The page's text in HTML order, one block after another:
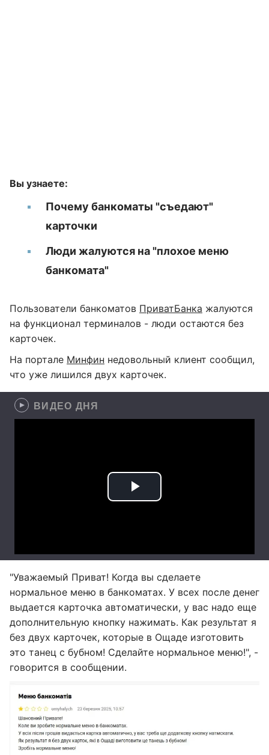
Вы узнаете:
Почему банкоматы "съедают"
карточки
Люди жалуются на "плохое меню
банкомата"
Пользователи банкоматов ПриватБанка жалуются
на функционал терминалов - люди остаются без
карточек.
На портале Минфин недовольный клиент сообщил,
что уже лишился двух карточек.
ВИДЕО ДНЯ
"Уважаемый Приват! Когда вы сделаете
нормальное меню в банкоматах. У всех после денег
выдается карточка автоматически, у вас надо еще
дополнительную кнопку нажимать. Как результат я
без двух карточек, которые в Ощаде изготовить
это танец с бубном! Сделайте нормальное меню!", -
говорится в сообщении.